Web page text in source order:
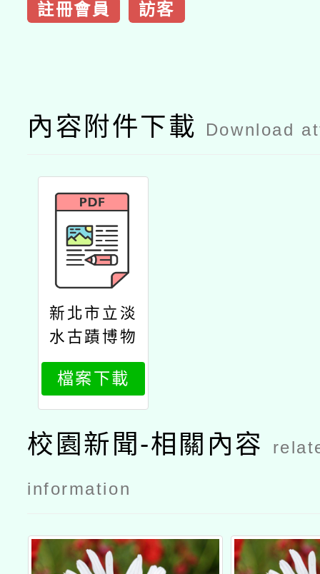
註冊會員 訪客
內容附件下載 Download
新北市立淡
水古蹟博物
館校外教學
活動計畫
檔案下載
校園新聞-相關內容
information